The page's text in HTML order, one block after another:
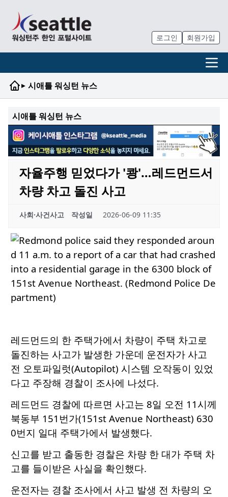
로그인 회원가입
▸ 시애틀 워싱턴 뉴스
시애틀 워싱턴 뉴스
자율주행 믿었다가 '쾅'…레드먼드서
차량 차고 돌진 사고
사회·사건사고 작성일 2026-06-09 11:35
레드먼드의 한 주택가에서 차량이 주택 차고로
돌진하는 사고가 발생한 가운데 운전자가 사고
전 오토파일럿(Autopilot) 시스템 오작동이 있었
다고 주장해 경찰이 조사에 나섰다.
레드먼드 경찰에 따르면 사고는 8일 오전 11시께
북동부 151번가(151st Avenue Northeast) 630
0번지 일대 주택가에서 발생했다.
신고를 받고 출동한 경찰은 차량 한 대가 주택 차
고를 들이받은 사실을 확인했다.
운전자는 경찰 조사에서 사고 발생 전 차량의 오